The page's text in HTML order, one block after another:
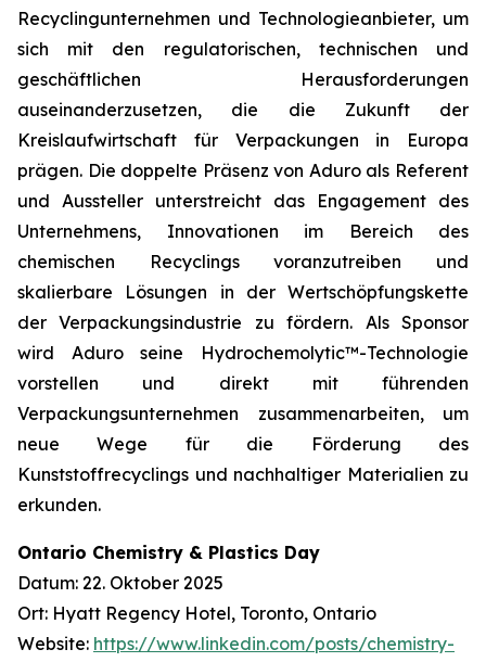
Recyclingunternehmen und Technologieanbieter, um
sich mit den regulatorischen, technischen und
geschäftlichen Herausforderungen
auseinanderzusetzen, die die Zukunft der
Kreislaufwirtschaft für Verpackungen in Europa
prägen. Die doppelte Präsenz von Aduro als Referent
und Aussteller unterstreicht das Engagement des
Unternehmens, Innovationen im Bereich des
chemischen Recyclings voranzutreiben und
skalierbare Lösungen in der Wertschöpfungskette
der Verpackungsindustrie zu fördern. Als Sponsor
wird Aduro seine Hydrochemolytic™-Technologie
vorstellen und direkt mit führenden
Verpackungsunternehmen zusammenarbeiten, um
neue Wege für die Förderung des
Kunststoffrecyclings und nachhaltiger Materialien zu
erkunden.
Ontario Chemistry & Plastics Day
Datum: 22. Oktober 2025
Ort: Hyatt Regency Hotel, Toronto, Ontario
Website: https://www.linkedin.com/posts/chemistry-